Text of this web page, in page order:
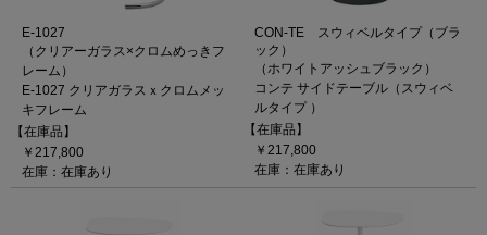
E-1027
（クリアーガラス×クロムめっきフ
レーム）
E-1027 クリアガラスｘクロムメッ
キフレーム
【在庫品】
￥217,800
在庫：在庫あり
CON-TE スウィベルタイプ（ブラ
ック）
（ホワイトアッシュブラック）
コンテ サイドテーブル（スウィベ
ルタイプ ）
【在庫品】
￥217,800
在庫：在庫あり